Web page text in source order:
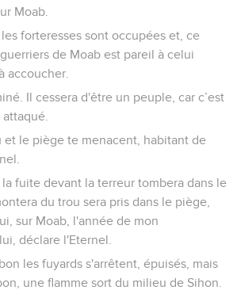
Moab.
forteresses sont occupées et, ce
de Moab est pareil à celui
accoucher.
Il cessera d'être un peuple, car c’est
attaqué.
et le piège te menacent, habitant de
fuite devant la terreur tombera dans le
du trou sera pris dans le piège,
sur Moab, l'année de mon
déclare l'Eternel.
les fuyards s'arrêtent, épuisés, mais
une flamme sort du milieu de Sihon.